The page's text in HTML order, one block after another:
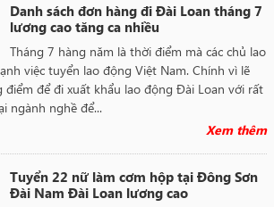
Danh sách đơn hàng đi Đài Loan tháng 7
lương cao tăng ca nhiều
Tháng 7 hàng năm là thời điểm mà các chủ lao
việc tuyển lao động Việt Nam. Chính vì lẽ
để đi xuất khẩu lao động Đài Loan với rất
ngành nghề để...
Xem thêm
Tuyển 22 nữ làm cơm hộp tại Đông Sơn
Đài Nam Đài Loan lương cao